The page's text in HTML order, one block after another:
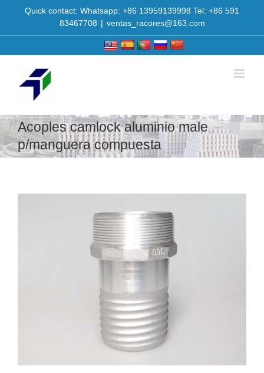
Quick contact: Whatsapp: +86 13959139998 Tel: +86 591
83467708 | ventas_racores@163.com
Acoples camlock aluminio male
p/manguera compuesta